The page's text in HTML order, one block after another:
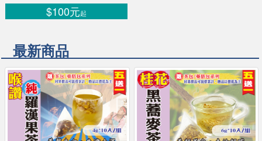
$100元起
最新商品